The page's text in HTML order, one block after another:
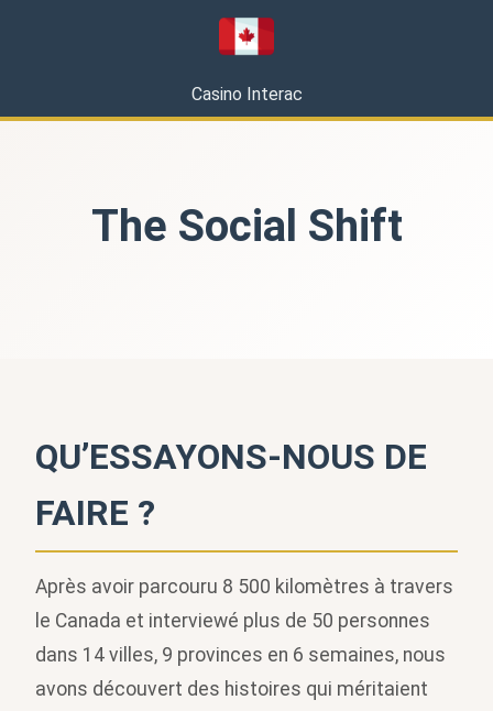
Casino Interac
The Social Shift
QU’ESSAYONS-NOUS DE
FAIRE ?
Après avoir parcouru 8 500 kilomètres à travers
le Canada et interviewé plus de 50 personnes
dans 14 villes, 9 provinces en 6 semaines, nous
avons découvert des histoires qui méritaient